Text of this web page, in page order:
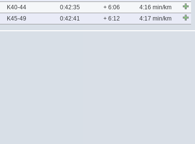
K40-44 0:42:35 + 6:06
4:16 min/km
K45-49 0:42:41 + 6:12 4:17 min/km